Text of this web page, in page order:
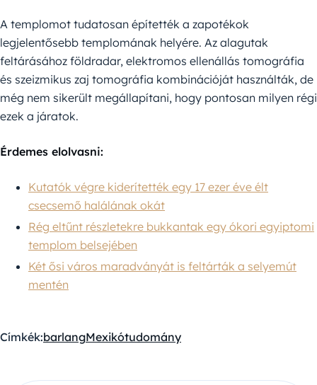
A templomot tudatosan építették a zapotékok
legjelentősebb templomának helyére. Az alagutak
feltárásához földradar, elektromos ellenállás tomográfia
és szeizmikus zaj tomográfia kombinációját használták, de
még nem sikerült megállapítani, hogy pontosan milyen régi
ezek a járatok.
Érdemes elolvasni:
Kutatók végre kiderítették egy 17 ezer éve élt
csecsemő halálának okát
Rég eltűnt részletekre bukkantak egy ókori egyiptomi
templom belsejében
Két ősi város maradványát is feltárták a selyemút
mentén
Címkék:barlangMexikótudomány